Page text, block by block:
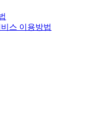
스 이용방법